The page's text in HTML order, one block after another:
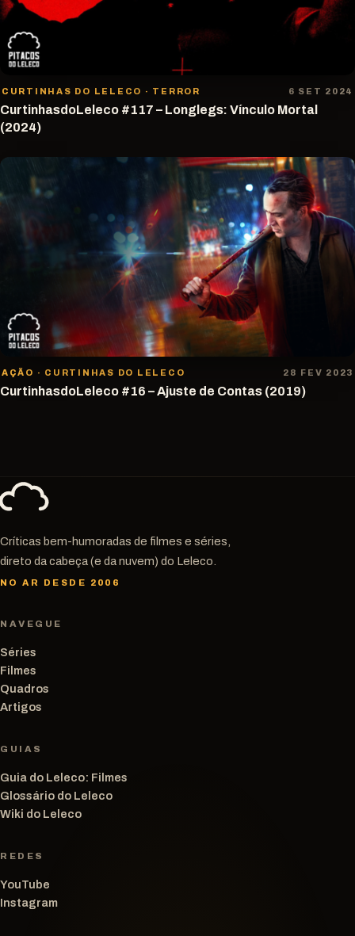
CURTINHAS DO LELECO · TERROR 6 SET 2024
CurtinhasdoLeleco #117 – Longlegs: Vínculo Mortal
(2024)
AÇÃO · CURTINHAS DO LELECO 28 FEV 2023
CurtinhasdoLeleco #16 – Ajuste de Contas (2019)
Críticas bem-humoradas de filmes e séries,
direto da cabeça (e da nuvem) do Leleco.
NO AR DESDE 2006
NAVEGUE
Séries
Filmes
Quadros
Artigos
GUIAS
Guia do Leleco: Filmes
Glossário do Leleco
Wiki do Leleco
REDES
YouTube
Instagram